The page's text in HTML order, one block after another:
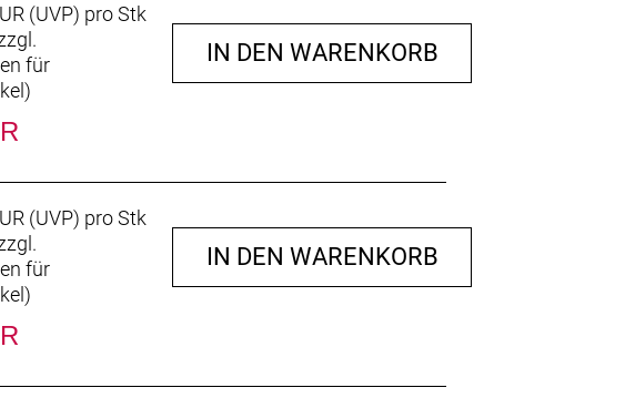
(UVP) pro Stk
für
)
IN DEN WARENKORB
(UVP) pro Stk
für
)
IN DEN WARENKORB